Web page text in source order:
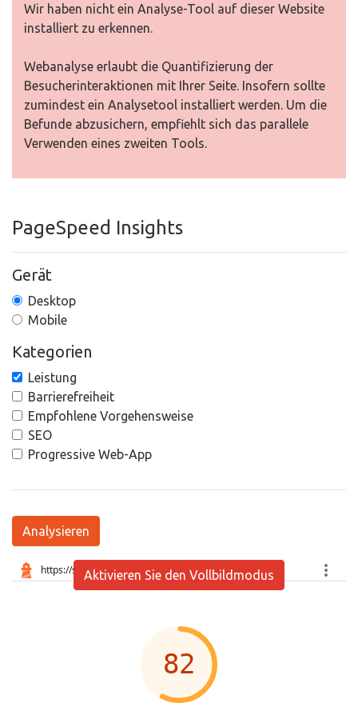
Wir haben nicht ein Analyse-Tool auf dieser Website
installiert zu erkennen.
Webanalyse erlaubt die Quantifizierung der
Besucherinteraktionen mit Ihrer Seite. Insofern sollte
zumindest ein Analysetool installiert werden. Um die
Befunde abzusichern, empfiehlt sich das parallele
Verwenden eines zweiten Tools.
PageSpeed Insights
Gerät
Desktop
Mobile
Kategorien
Leistung
Barrierefreiheit
Empfohlene Vorgehensweise
SEO
Progressive Web-App
Analysieren
Aktivieren Sie den Vollbildmodus